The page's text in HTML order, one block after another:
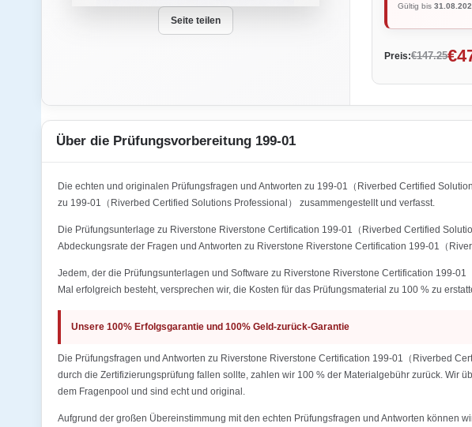
Seite teilen
Gültig bis
Preis:€147.25
Über die Prüfungsvorbereitung 199-01
Die echten und originalen Prüfungsfragen und Antworten zu 199-01（Riverbed Certified
zu 199-01（Riverbed Certified Solutions Professional） zusammengestellt und verfasst.
Die Prüfungsunterlage zu Riverstone Riverstone Certification 199-01（Riverbed Certified
Abdeckungsrate der Fragen und Antworten zu Riverstone Riverstone Certification 199-01（
Jedem, der die Prüfungsunterlagen und Software zu Riverstone Riverstone Certification 199-
Mal erfolgreich besteht, versprechen wir, die Kosten für das Prüfungsmaterial zu 100 % zu
Unsere 100% Erfolgsgarantie und 100% Geld-zurück-Garantie
Die Prüfungsfragen und Antworten zu Riverstone Riverstone Certification 199-01（Riverbed
durch die Zertifizierungsprüfung fallen sollte, zahlen wir 100 % der Materialgebühr zurück. Wir
dem Fragenpool und sind echt und original.
Aufgrund der großen Übereinstimmung mit den echten Prüfungsfragen und Antworten können